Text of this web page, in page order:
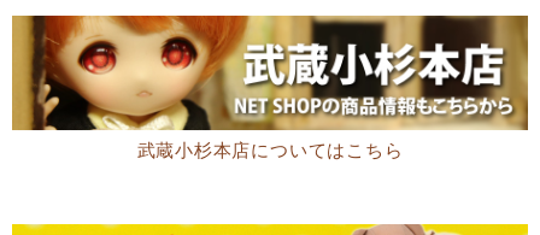
武蔵小杉本店についてはこちら